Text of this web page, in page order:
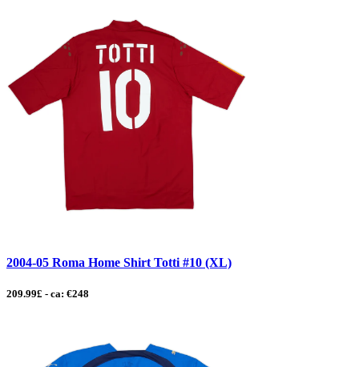
2004-05 Roma Home Shirt Totti #10 (XL)
209.99£ - ca: €248